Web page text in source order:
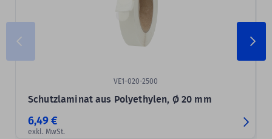
Schutzlaminat aus Polyethylen, Ø 20 mm
VE1-020-2500
6,49 €
exkl. MwSt.